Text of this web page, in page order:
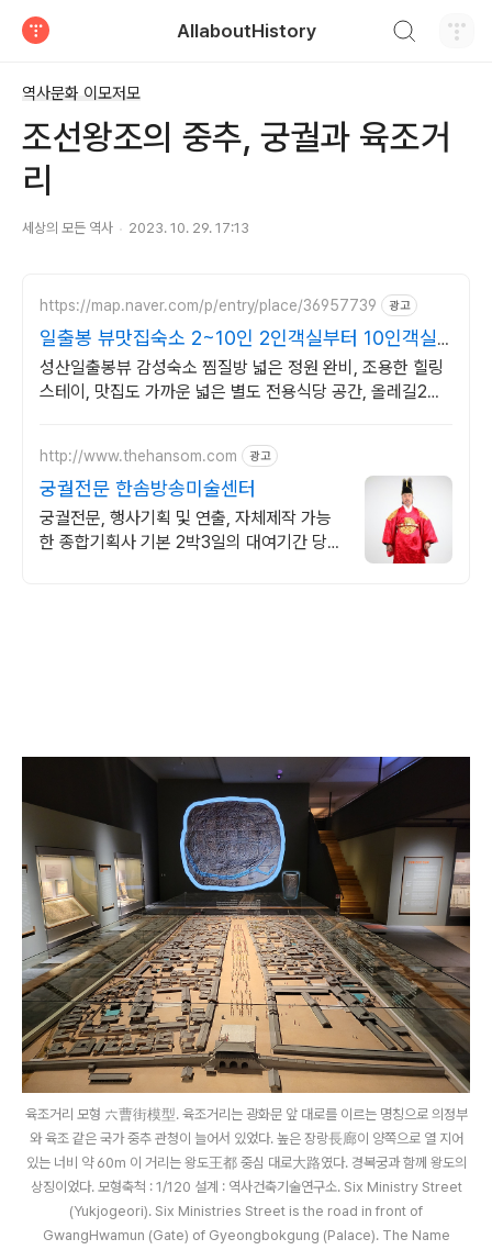
AllaboutHistory
역사문화 이모저모
조선왕조의 중추, 궁궐과 육조거
리
세상의 모든 역사 2023. 10. 29. 17:13
https://map.naver.com/p/entry/place/36957739 광고
일출봉 뷰맛집숙소 2~10인 2인객실부터 10인객실
구성
성산일출봉뷰 감성숙소 찜질방 넓은 정원 완비, 조용한 힐링
스테이, 맛집도 가까운 넓은 별도 전용식당 공간, 올레길2코
http://www.thehansom.com 광고
궁궐전문 한솜방송미술센터
궁궐전문, 행사기획 및 연출, 자체제작 가능
한 종합기획사 기본 2박3일의 대여기간 당일
육조거리 모형 六曹街模型. 육조거리는 광화문 앞 대로를 이르는 명칭으로 의정부
와 육조 같은 국가 중추 관청이 늘어서 있었다. 높은 장랑長廊이 양쪽으로 열 지어
있는 너비 약 60m 이 거리는 왕도王都 중심 대로大路였다. 경복궁과 함께 왕도의
상징이었다. 모형축척 : 1/120 설계 : 역사건축기술연구소. Six Ministry Street
(Yukjogeori). Six Ministries Street is the road in front of
GwangHwamun (Gate) of Gyeongbokgung (Palace). The Name